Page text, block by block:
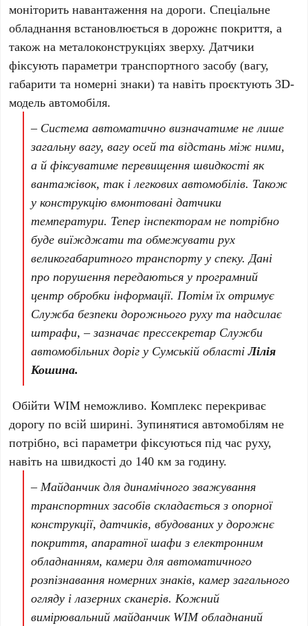
моніторить навантаження на дороги. Спеціальне
обладнання встановлюється в дорожнє покриття, а
також на металоконструкціях зверху. Датчики
фіксують параметри транспортного засобу (вагу,
габарити та номерні знаки) та навіть проєктують 3D-
модель автомобіля.
–Система автоматично визначатиме не лише
загальну вагу, вагу осей та відстань між ними,
а й фіксуватиме перевищення швидкості як
вантажівок, так і легкових автомобілів. Також
у конструкцію вмонтовані датчики
температури. Тепер інспекторам не потрібно
буде виїжджати та обмежувати рух
великогабаритного транспорту у спеку. Дані
про порушення передаються у програмний
центр обробки інформації. Потім їх отримує
Служба безпеки дорожнього руху та надсилає
штрафи, – зазначає прессекретар Служби
автомобільних доріг у Сумській областіЛілія
Кошина.
Обійти WIM неможливо. Комплекс перекриває
дорогу по всій ширині. Зупинятися автомобілям не
потрібно, всі параметри фіксуються під час руху,
навіть на швидкості до 140 км за годину.
– Майданчик для динамічного зважування
транспортних засобів складається з опорної
конструкції, датчиків, вбудованих у дорожнє
покриття, апаратної шафи з електронним
обладнанням, камери для автоматичного
розпізнавання номерних знаків, камер загального
огляду і лазерних сканерів. Кожний
вимірювальний майданчик WIM обладнаний